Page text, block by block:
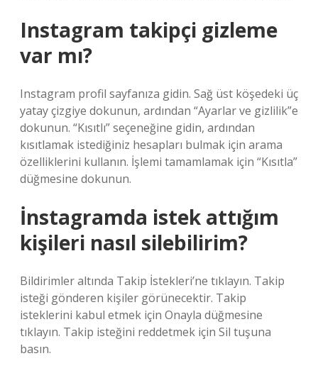
Instagram takipçi gizleme
var mı?
Instagram profil sayfanıza gidin. Sağ üst köşedeki üç
yatay çizgiye dokunun, ardından “Ayarlar ve gizlilik”e
dokunun. “Kısıtlı” seçeneğine gidin, ardından
kısıtlamak istediğiniz hesapları bulmak için arama
özelliklerini kullanın. İşlemi tamamlamak için “Kısıtla”
düğmesine dokunun.
İnstagramda istek attığım
kişileri nasıl silebilirim?
Bildirimler altında Takip İstekleri’ne tıklayın. Takip
isteği gönderen kişiler görünecektir. Takip
isteklerini kabul etmek için Onayla düğmesine
tıklayın. Takip isteğini reddetmek için Sil tuşuna
basın.